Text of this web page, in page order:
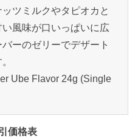
ツミルクやタピオカと
風味が口いっぱいに広
ーのゼリーでデザート
Ube Flavor 24g (Single
価格表